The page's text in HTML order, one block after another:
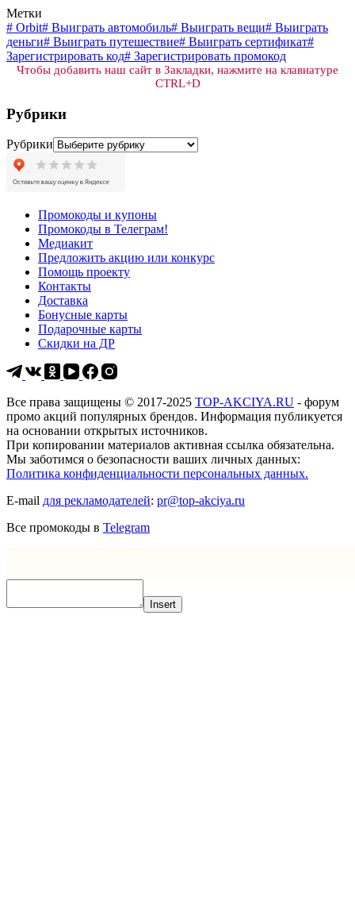
Метки
# Orbit# Выиграть автомобиль# Выиграть вещи# Выиграть
деньги# Выиграть путешествие# Выиграть сертификат#
Зарегистрировать код# Зарегистрировать промокод
Чтобы добавить наш сайт в Закладки, нажмите на клавиатуре
CTRL+D
Рубрики
Рубрики
Промокоды и купоны
Промокоды в Телеграм!
Медиакит
Предложить акцию или конкурс
Помощь проекту
Контакты
Доставка
Бонусные карты
Подарочные карты
Скидки на ДР
Все права защищены © 2017-2025 TOP-AKCIYA.RU - форум
промо акций популярных брендов. Информация публикуется
на основании открытых источников.
При копировании материалов активная ссылка обязательна.
Мы заботимся о безопасности ваших личных данных:
Политика конфиденциальности персональных данных.
E-mail для рекламодателей: pr@top-akciya.ru
Все промокоды в Telegram
Insert